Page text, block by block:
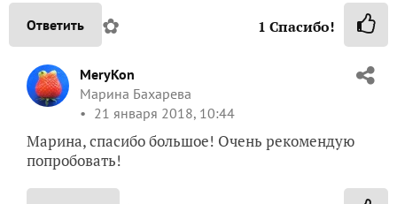
Ответить ✿ 1 Спасибо!
MeryKon
Марина Бахарева
21 января 2018, 10:44
Марина, спасибо большое! Очень рекомендую
попробовать!